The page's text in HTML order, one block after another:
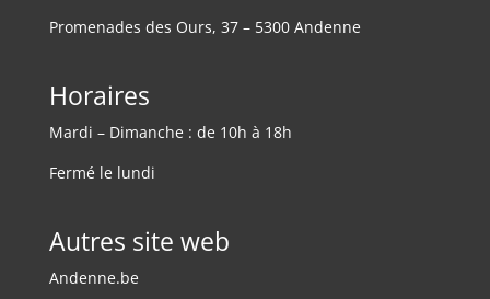
Promenades des Ours, 37 – 5300 Andenne
Horaires
Mardi – Dimanche : de 10h à 18h
Fermé le lundi
Autres site web
Andenne.be